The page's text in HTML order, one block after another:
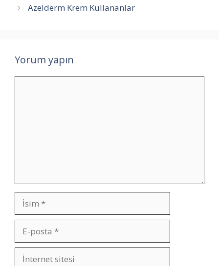
Azelderm Krem Kullananlar
Yorum yapın
İsim
posta
İnternet